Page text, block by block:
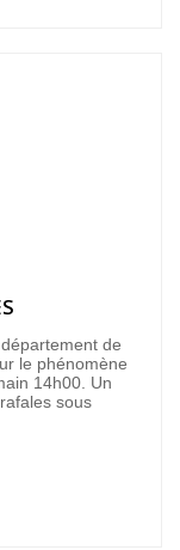
de
le phénomène
14h00. Un
sous